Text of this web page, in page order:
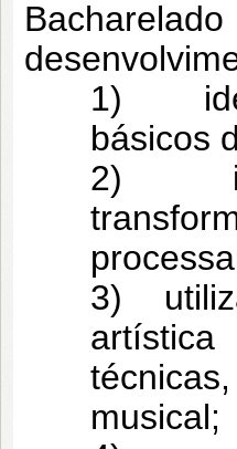
1)
básicos
2)
3)
musical;